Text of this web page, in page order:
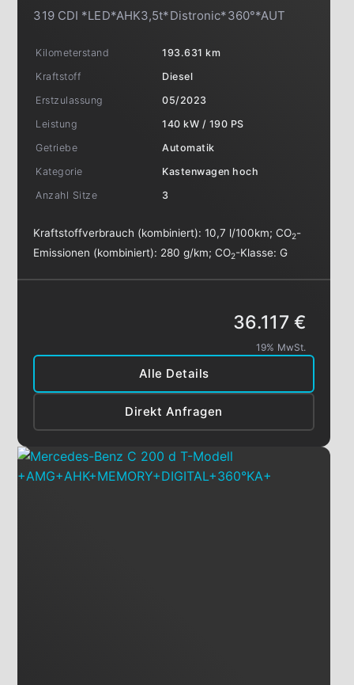
319 CDI *LED*AHK3,5t*Distronic*360°*AUT
Kilometerstand
193.631 km
Kraftstoff
Diesel
Erstzulassung
05/2023
Leistung
140 kW / 190 PS
Getriebe
Automatik
Kategorie
Kastenwagen hoch
Anzahl Sitze
3
Kraftstoffverbrauch (kombiniert):10,7 l/100km;CO2-
Emissionen (kombiniert): 280 g/km;CO2-Klasse:G
Alle Details
Direkt Anfragen
36.117 €
19% MwSt.